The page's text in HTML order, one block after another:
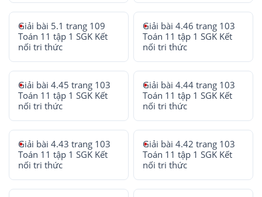
Giải bài 5.1 trang 109
Toán 11 tập 1 SGK Kết
nối tri thức
Giải bài 4.46 trang 103
Toán 11 tập 1 SGK Kết
nối tri thức
Giải bài 4.45 trang 103
Toán 11 tập 1 SGK Kết
nối tri thức
Giải bài 4.44 trang 103
Toán 11 tập 1 SGK Kết
nối tri thức
Giải bài 4.43 trang 103
Toán 11 tập 1 SGK Kết
nối tri thức
Giải bài 4.42 trang 103
Toán 11 tập 1 SGK Kết
nối tri thức